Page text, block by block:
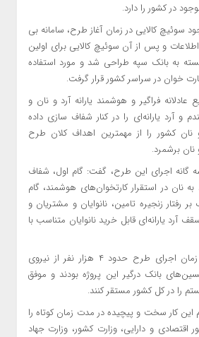
سوئیچ کالایی در زمان آغاز طرح، سامانه بی
و پس از آن سوئیچ کالایی برای اولین
به بانک سپه طراحی شد و مورد استفاده
عادلانه فراگیر و هوشمند یارانه آرد و نان و
و آرد یارانه‌ای را در کنار شفاف سازی داده
نان کشور را از مهمترین اهداف کلان طرح
نان برشمرد.
گانه اجرای این طرح، گفت: گام اول، شفاف
نان در استقرار کارتخوان‌های هوشمند، گام
رفتار زنجیره تامین، نانوایان و مشتریان و
یارانه‌ای قابل خرید نانوایان متناسب با
دکتر ابراهیمی افزود: در زمان اجرای طرح حدود ۴ هزار نفر از نیروی
نفر از تکنسین‌های بانک درگیر این پروژه بودند و موفق
این کار سخت و پیچیده در مدت زمان کوتاه را
و دارایی، وزارت کشور، وزارت جهاد